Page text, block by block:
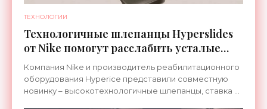
ТЕХНОЛОГИИ
Технологичные шлепанцы Hyperslides
от Nike помогут расслабить усталые
ноги после тренировки - «Гаджеты»
Компания Nike и производитель реабилитационного
оборудования Hyperice представили совместную
новинку – высокотехнологичные шлепанцы, ставка в